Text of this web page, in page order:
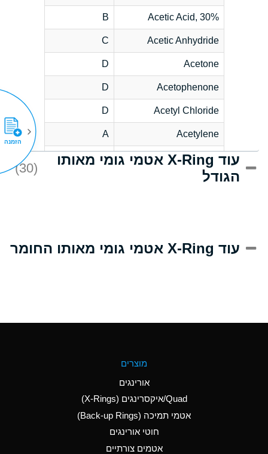
Acetic Acid, 30%
B
Acetic Anhydride
C
Acetone
D
Acetophenone
D
Acetyl Chloride
D
Acetylene
A
Acrlylonitrile
D
Adipic Acid
(Aqueous)
Aluminum Nitrate
(Aqueous)
Aluminum Phosphate
עוד X-Ring אטמי גומי מאותו
הגודל
(30)
עוד X-Ring אטמי גומי מאותו החומר
מוצרים
אורינגים
Quad/איקסרינגים (X-Rings)
אטמי תמיכה (Back-up Rings)
חוטי אורינגים
אטמים צורתיים
הזמנה